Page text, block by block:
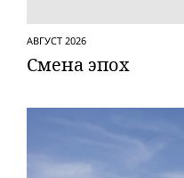
АВГУСТ 2026
Смена эпох